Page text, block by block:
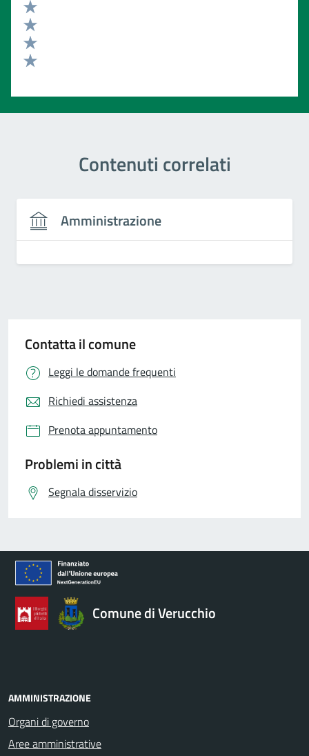
Valuta 5 stelle su 5
Valuta 4 stelle su 5
Valuta 3 stelle su 5
Valuta 2 stelle su 5
Contenuti correlati
Amministrazione
Contatta il comune
Leggi le domande frequenti
Richiedi assistenza
Prenota appuntamento
Problemi in città
Segnala disservizio
Comune di Verucchio
AMMINISTRAZIONE
Organi di governo
Aree amministrative